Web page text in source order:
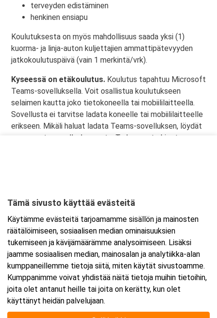
terveyden edistäminen
henkinen ensiapu
Koulutuksesta on myös mahdollisuus saada yksi (1)
kuorma- ja linja-auton kuljettajien ammattipätevyyden
jatkokoulutuspäivä (vain 1 merkintä/vrk).
Kyseessä on etäkoulutus. Koulutus tapahtuu Microsoft
Teams-sovelluksella. Voit osallistua koulutukseen
selaimen kautta joko tietokoneella tai mobiililaitteella.
Sovellusta ei tarvitse ladata koneelle tai mobiililaitteelle
erikseen. Mikäli haluat ladata Teams-sovelluksen, löydät
sen omasta sovelluskaupasta. Tarkemmat ohjeet
Ajankohta
Alkaa:22.1.2025 08:30
Päättyy:22.1.2025 15:30
Lisää tapahtuma kalenteriisi
Tämä sivusto käyttää evästeitä
Käytämme evästeitä tarjoamamme sisällön ja mainosten
räätälöimiseen, sosiaalisen median ominaisuuksien
tukemiseen ja kävijämäärämme analysoimiseen. Lisäksi
jaamme sosiaalisen median, mainosalan ja analytiikka-alan
kumppaneillemme tietoja siitä, miten käytät sivustoamme.
Kumppanimme voivat yhdistää näitä tietoja muihin tietoihin,
joita olet antanut heille tai joita on kerätty, kun olet
käyttänyt heidän palvelujaan.